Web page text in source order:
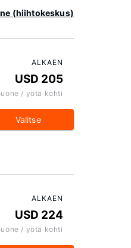
(hiihtokeskus)
ALKAEN
USD 205
/ yötä kohti
Valitse
ALKAEN
USD 224
/ yötä kohti